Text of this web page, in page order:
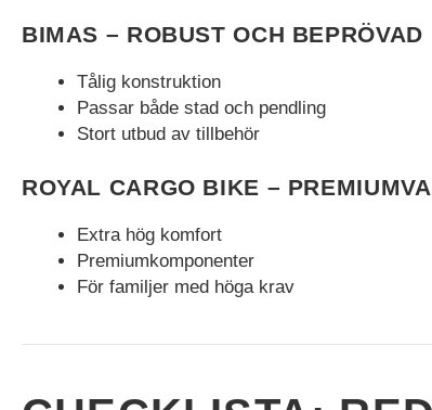
BIMAS – ROBUST OCH BEPRÖVAD
Tålig konstruktion
Passar både stad och pendling
Stort utbud av tillbehör
ROYAL CARGO BIKE –
Extra hög komfort
Premiumkomponenter
För familjer med höga krav